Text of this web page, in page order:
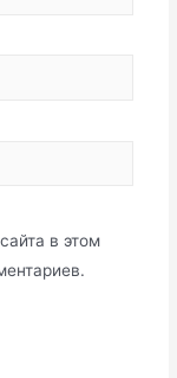
в этом